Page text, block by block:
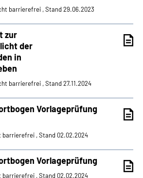
barrierefrei , Stand 29.06.2023
zur
der
in
barrierefrei , Stand 27.11.2024
Vorlageprüfung
barrierefrei , Stand 02.02.2024
Vorlageprüfung
barrierefrei , Stand 02.02.2024